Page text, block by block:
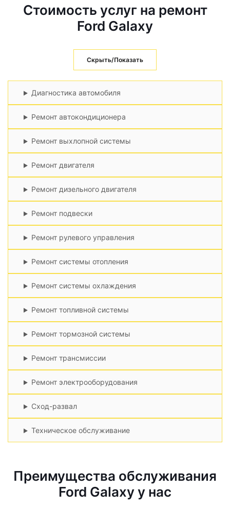
Стоимость услуг на ремонт
Ford Galaxy
Скрыть/Показать
Диагностика автомобиля
Ремонт автокондиционера
Ремонт выхлопной системы
Ремонт двигателя
Ремонт дизельного двигателя
Ремонт подвески
Ремонт рулевого управления
Ремонт системы отопления
Ремонт системы охлаждения
Ремонт топливной системы
Ремонт тормозной системы
Ремонт трансмиссии
Ремонт электрооборудования
Сход-развал
Техническое обслуживание
Преимущества обслуживания
Ford Galaxy у нас